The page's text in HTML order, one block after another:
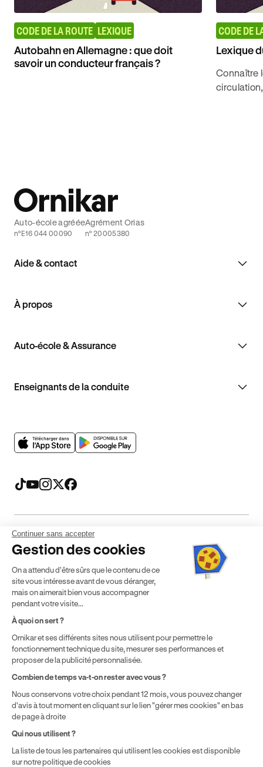
CODE DE LA ROUTE LEXIQUE
Autobahn en Allemagne : que doit
savoir un conducteur français ?
CODE DE
Lexique
Connaître
Aide & contact
À propos
Auto-école & Assurance
Enseignants de la conduite
Auto-école agréée
n°E16 044 00090
Agrément Orias
n° 20005380
Mentions légales CGV CGU Politique de confidentialité
* Détail des conditions de nos offres
localisation géographique et du type de formules que vous
achetez comme détaillé dans nosConditions Générales de
Vente.
Continuer sans accepter
Gestion des cookies
On a attendu d'être sûrs que le contenu de ce
site vous intéresse avant de vous déranger,
mais on aimerait bien vous accompagner
pendant votre visite...
À quoi on sert ?
Ornikar et ses différents sites nous utilisent pour permettre le
fonctionnement technique du site, mesurer ses performances et
proposer de la publicité personnalisée.
Combien de temps va-t-on rester avec vous ?
Nous conservons votre choix pendant 12 mois, vous pouvez changer
d'avis à tout moment en cliquant sur le lien "gérer mes cookies" en bas
de page à droite
Qui nous utilisent ?
La liste de tous les partenaires qui utilisent les cookies est disponible
sur notre politique de cookies